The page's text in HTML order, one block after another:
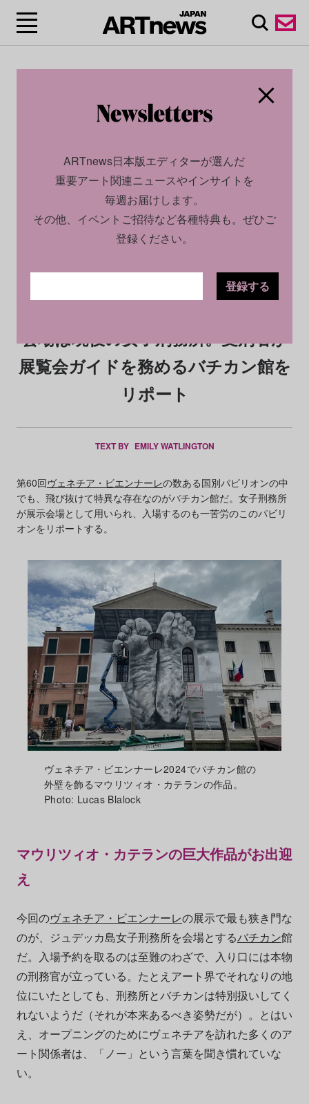
2024.04.24
会場は現役の女子刑務所。受刑者が
展覧会ガイドを務めるバチカン館を
リポート
TEXT BY EMILY WATLINGTON
第60回ヴェネチア・ビエンナーレの数ある国別パビリオンの中
でも、飛び抜けて特異な存在なのがバチカン館だ。女子刑務所
が展示会場として用いられ、入場するのも一苦労のこのパビリ
オンをリポートする。
ヴェネチア・ビエンナーレ2024でバチカン館の
外壁を飾るマウリツィオ・カテランの作品。
Photo: Lucas Blalock
マウリツィオ・カテランの巨大作品がお出迎
え
今回のヴェネチア・ビエンナーレの展示で最も狭き門な
のが、ジュデッカ島女子刑務所を会場とするバチカン館
だ。入場予約を取るのは至難のわざで、入り口には本物
の刑務官が立っている。たとえアート界でそれなりの地
位にいたとしても、刑務所とバチカンは特別扱いしてく
れないようだ（それが本来あるべき姿勢だが）。とはい
え、オープニングのためにヴェネチアを訪れた多くのア
ート関係者は、「ノー」という言葉を聞き慣れていな
い。
ARTnews日本版エディターが選んだ
重要アート関連ニュースやインサイトを
毎週お届けします。
その他、イベントご招待など各種特典も。ぜひご
登録ください。
登録する